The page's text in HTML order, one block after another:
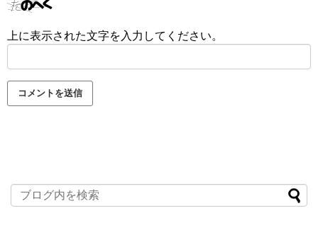
上に表示された文字を入力してください。